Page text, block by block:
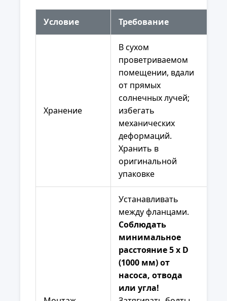
Условие Требование
Хранение
В сухом
проветриваемом
помещении, вдали
от прямых
солнечных лучей;
избегать
механических
деформаций.
Хранить в
оригинальной
упаковке
Устанавливать
между фланцами.
Соблюдать
минимальное
расстояние 5 x D
(1000 мм) от
насоса, отвода
или угла!